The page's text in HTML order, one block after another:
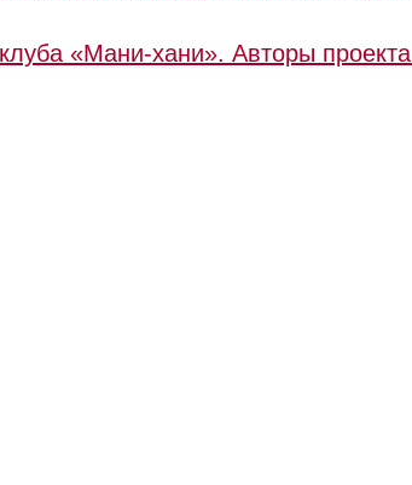
«Мани-хани». Авторы проекта